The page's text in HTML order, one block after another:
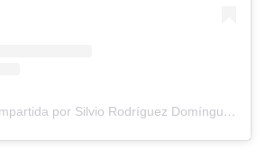
Una publicación compartida por Silvio Rodríguez Domínguez (@zurron_del_aprendiz)